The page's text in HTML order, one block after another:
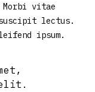
Morbi vitae
lectus.
ipsum.
elit.